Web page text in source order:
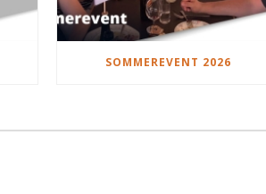
SOMMEREVENT 2026